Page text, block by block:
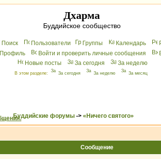
Дхарма
Буддийское сообщество
Поиск Пользователи Группы Календарь
Профиль
Войти и проверить личные сообщения
Новые посты
За сегодня За неделю
В этом разделе: За сегодня За неделю За месяц
Буддийские форумы -> «Ничего святого»
Сообщение